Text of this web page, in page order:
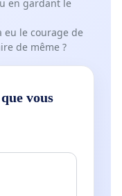
en gardant le
eu le courage de
de même ?
vous